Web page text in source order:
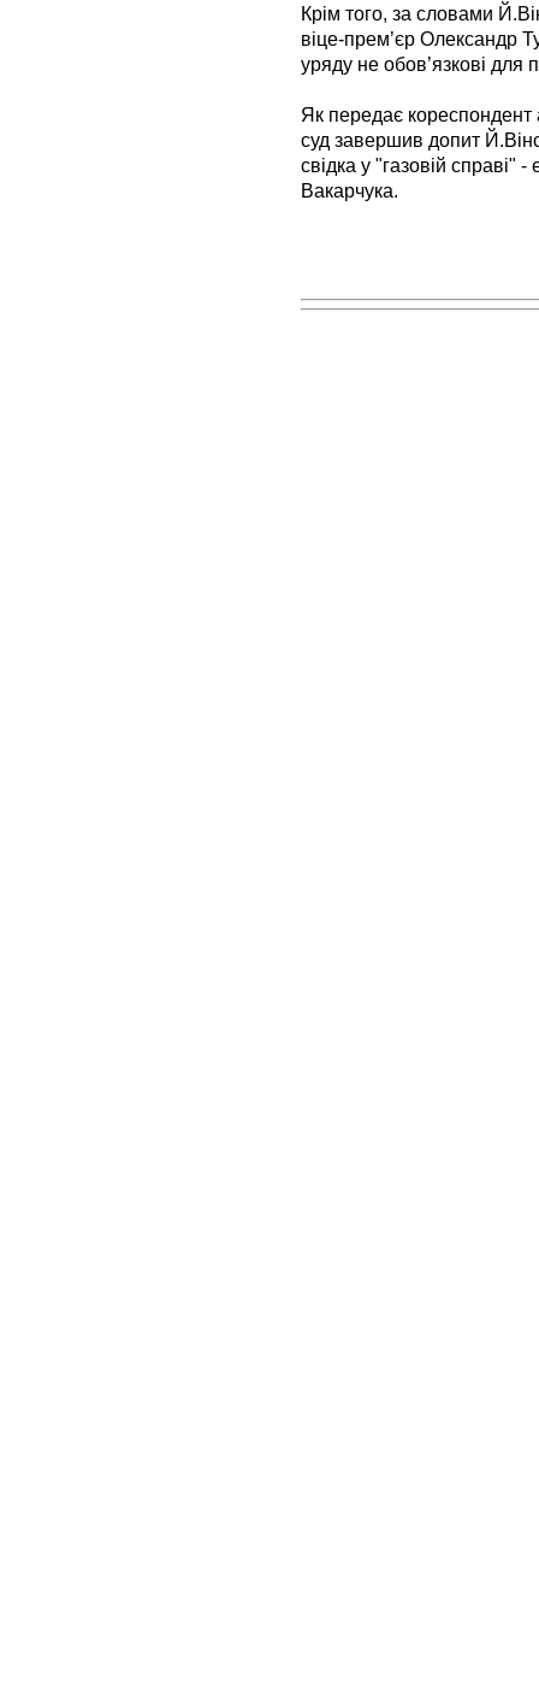
Крім того, за словами
віце-прем’єр Олександр
уряду не обов’язкові для
Як передає кореспондент
суд завершив допит
свідка у "газовій справі" -
Вакарчука.